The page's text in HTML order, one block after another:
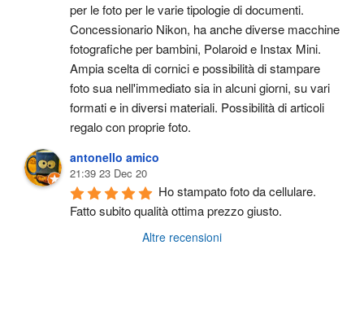
per le foto per le varie tipologie di documenti.
Concessionario Nikon, ha anche diverse macchine
fotografiche per bambini, Polaroid e Instax Mini.
Ampia scelta di cornici e possibilità di stampare
foto sua nell'immediato sia in alcuni giorni, su vari
formati e in diversi materiali. Possibilità di articoli
regalo con proprie foto.
antonello amico
21:39 23 Dec 20
Ho stampato foto da cellulare.
Fatto subito qualità ottima prezzo giusto.
Altre recensioni